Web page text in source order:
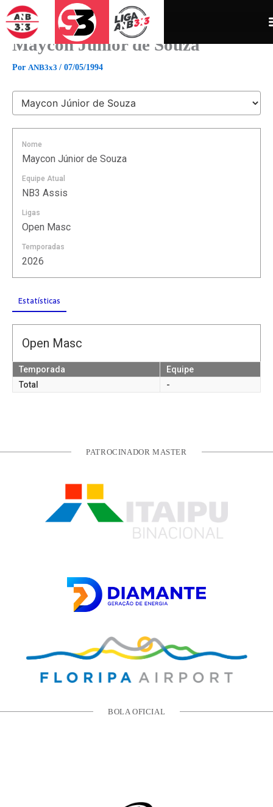
para
conteúdo
Maycon Júnior de Souza
Por ANB3x3 / 07/05/1994
Nome
Maycon Júnior de Souza
Equipe Atual
NB3 Assis
Ligas
Open Masc
Temporadas
2026
Estatísticas
Open Masc
Temporada
Equipe
Total
-
PATROCINADOR MASTER
BOLA OFICIAL